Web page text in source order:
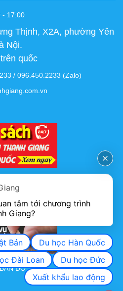
- 17:00
Thịnh, X2A, phường Yên
Nội.
quốc
/ 096.450.2233 (Zalo)
LƯỢNG DỊCH VỤ
ĐỒ
tâm tới chương trình
Giang?
Bản
Du học Hàn Quốc
Đài Loan
Du học Đức
Xuất khẩu lao động